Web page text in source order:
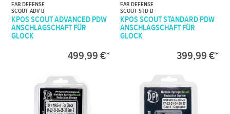
FAB DEFENSE
SCOUT ADV B
KPOS SCOUT ADVANCED PDW
ANSCHLAGSCHAFT FÜR
GLOCK
499,99 €*
FAB DEFENSE
SCOUT STD B
KPOS SCOUT STANDARD PDW
ANSCHLAGSCHAFT FÜR
GLOCK
399,99 €*